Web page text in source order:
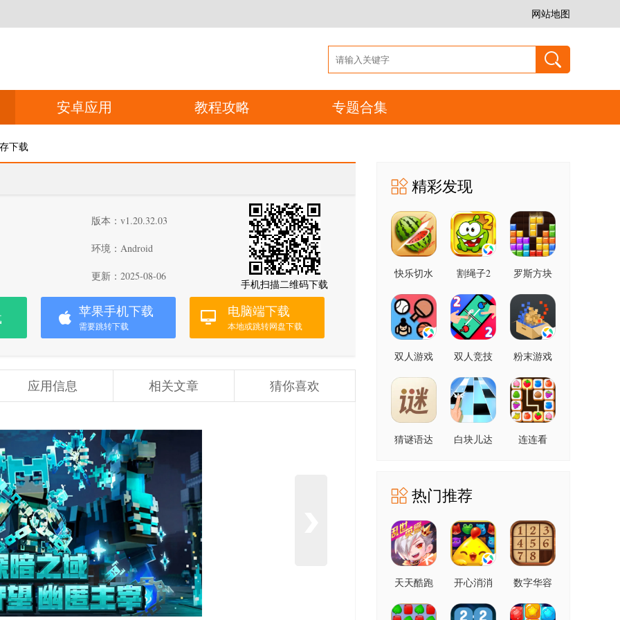
网站地图
安卓应用 教程攻略 专题合集
下载
苹果手机下载
需要跳转下载
电脑端下载
本地或跳转网盘下载
版本：v1.20.32.03
环境：Android
更新：2025-08-06
手机扫描二维码下载
应用信息 相关文章 猜你喜欢
精彩发现
快乐切水
割绳子2 罗斯方块
双人游戏
双人竞技
粉末游戏
猜谜语达
白块儿达
连连看
热门推荐
天天酷跑
开心消消
数字华容